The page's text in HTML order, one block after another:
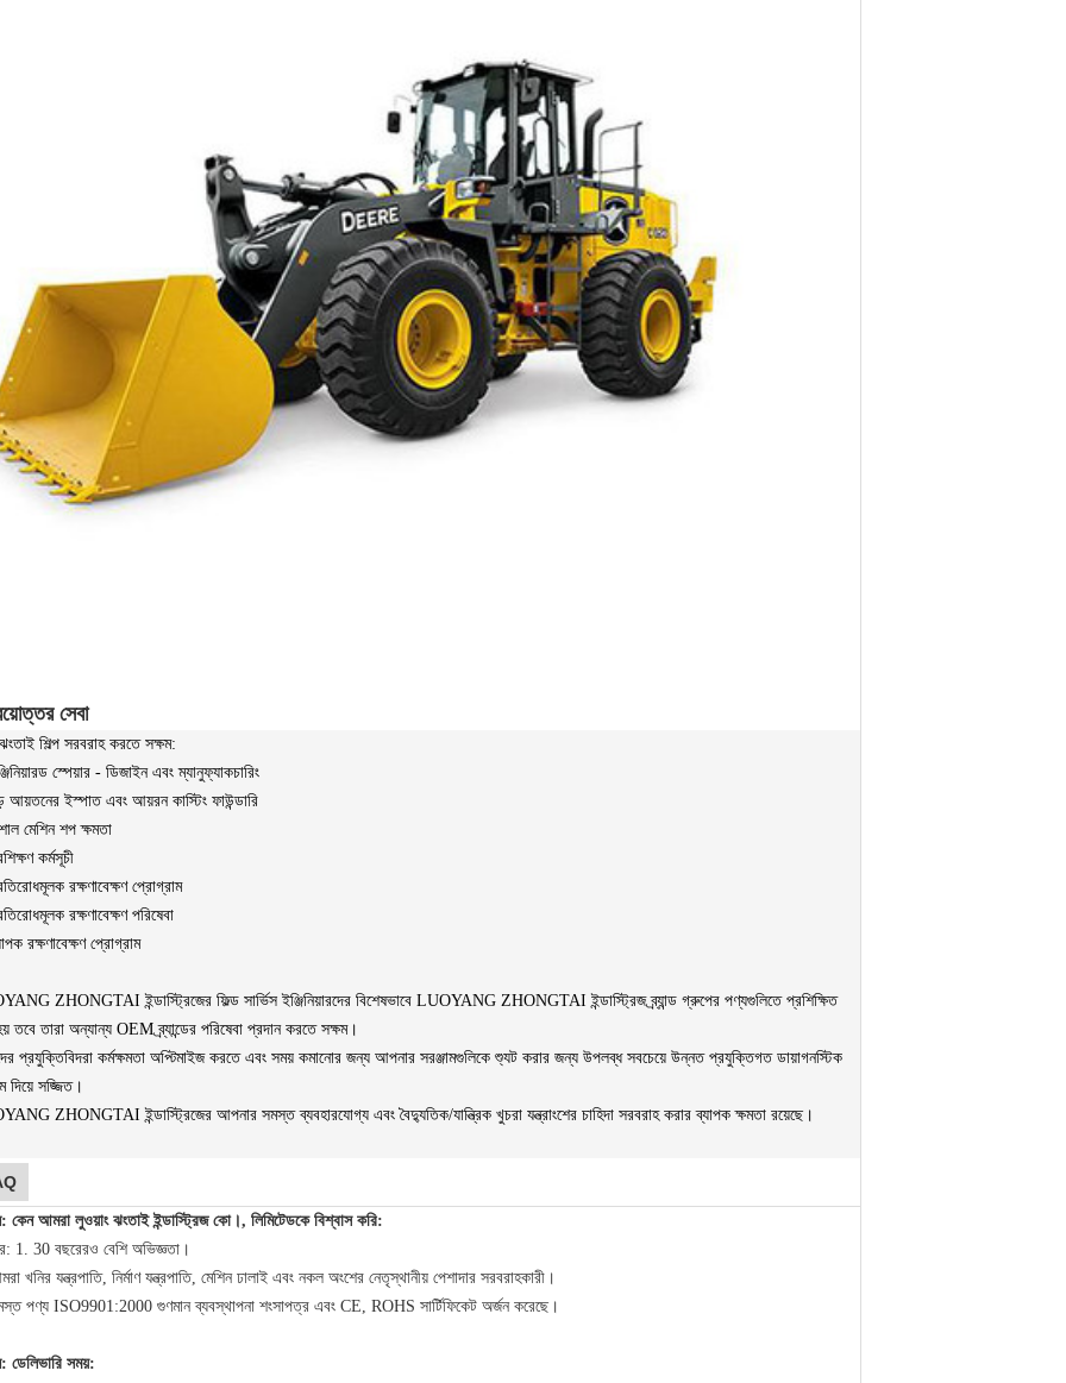
সেবা
শিল্প সরবরাহ করতে সক্ষম:
স্পেয়ার - ডিজাইন এবং ম্যানুফ্যাকচারিং
আয়তনের ইস্পাত এবং আয়রন কাস্টিং ফাউন্ডারি
মেশিন শপ ক্ষমতা
কর্মসূচী
রক্ষণাবেক্ষণ প্রোগ্রাম
রক্ষণাবেক্ষণ পরিষেবা
রক্ষণাবেক্ষণ প্রোগ্রাম
ZHONGTAI ইন্ডাস্ট্রিজের ফিল্ড সার্ভিস ইঞ্জিনিয়ারদের বিশেষভাবে LUOYANG ZHONGTAI ইন্ডাস্ট্রিজ ব্র্যান্ড গ্রুপের পণ্যগুলিতে প্রশিক্ষিত
তবে তারা অন্যান্য OEM ব্র্যান্ডের পরিষেবা প্রদান করতে সক্ষম।
প্রযুক্তিবিদরা কর্মক্ষমতা অপ্টিমাইজ করতে এবং সময় কমানোর জন্য আপনার সরঞ্জামগুলিকে শ্যুট করার জন্য উপলব্ধ সবচেয়ে উন্নত প্রযুক্তিগত ডায়াগনস্টিক
দিয়ে সজ্জিত।
ZHONGTAI ইন্ডাস্ট্রিজের আপনার সমস্ত ব্যবহারযোগ্য এবং বৈদ্যুতিক/যান্ত্রিক খুচরা যন্ত্রাংশের চাহিদা সরবরাহ করার ব্যাপক ক্ষমতা রয়েছে।
কেন আমরা লুওয়াং ঝংতাই ইন্ডাস্ট্রিজ কো।, লিমিটেডকে বিশ্বাস করি:
1. 30 বছরেরও বেশি অভিজ্ঞতা।
খনির যন্ত্রপাতি, নির্মাণ যন্ত্রপাতি, মেশিন ঢালাই এবং নকল অংশের নেতৃস্থানীয় পেশাদার সরবরাহকারী।
পণ্য ISO9901:2000 গুণমান ব্যবস্থাপনা শংসাপত্র এবং CE, ROHS সার্টিফিকেট অর্জন করেছে।
ডেলিভারি সময়: